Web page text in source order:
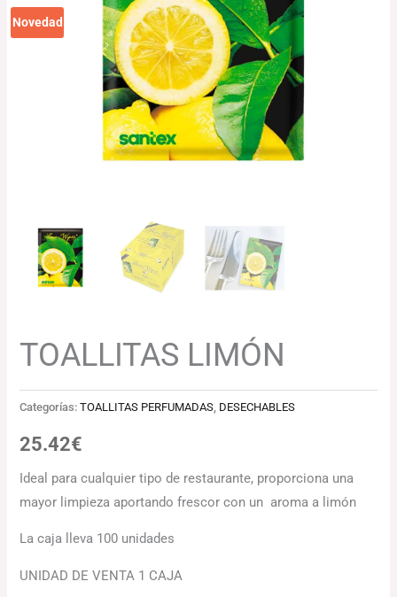
Novedad
TOALLITAS LIMÓN
Categorías:TOALLITAS PERFUMADAS DESECHABLES
25.42€
Ideal para cualquier tipo de restaurante, proporciona una
mayor limpieza aportando frescor con un aroma a limón
La caja lleva 100 unidades
UNIDAD DE VENTA 1 CAJA